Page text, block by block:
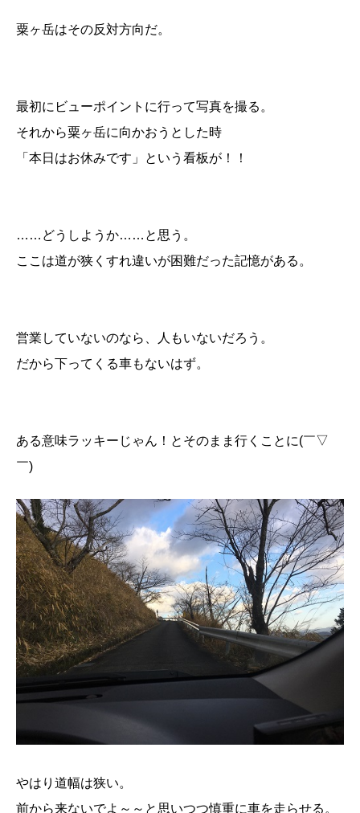
粟ヶ岳はその反対方向だ。
最初にビューポイントに行って写真を撮る。
それから粟ヶ岳に向かおうとした時
「本日はお休みです」という看板が！！
……どうしようか……と思う。
ここは道が狭くすれ違いが困難だった記憶がある。
営業していないのなら、人もいないだろう。
だから下ってくる車もないはず。
ある意味ラッキーじゃん！とそのまま行くことに(￣▽
￣)
やはり道幅は狭い。
前から来ないでよ～～と思いつつ慎重に車を走らせる。